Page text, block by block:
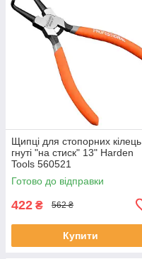
Щипці для стопорних кілець
гнуті "на стиск" 13" Harden
Tools 560521
Готово до відправки
422 ₴ 562 ₴
Купити